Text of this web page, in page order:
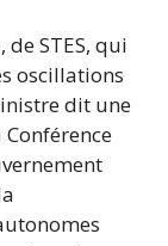
, de STES, qui
oscillations
dit une